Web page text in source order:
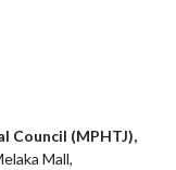
Council (MPHTJ),
Mall,